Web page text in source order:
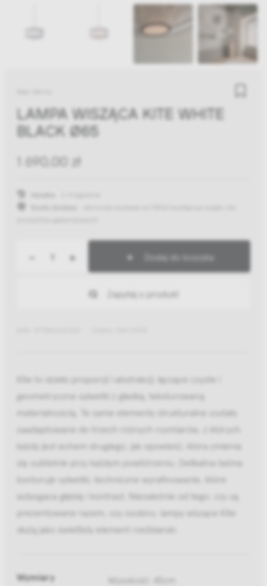
LAMPA WISZĄCA KITE WHITE
BLACK Ø65
1 690,00 zł
+ Dodaj do koszyka
Zapytaj o produkt
Kite to dzieło proporcji i abstrakcji, łączące czyste i
geometryczne sylwetki z gładką, teksturowaną
materialnością. Te same elementy strukturalne zostały
zaadaptowane do trzech różnych rozmiarów, z których
każdy jest echem drugiego, jak opowieść, która zmienia
się subtelnie przy każdym powtórzeniu. Delikatna taśma
konturuje sylwetki, techniczne wyrafinowanie, które
wzbogaca głębię i kontrast. Niezależnie od tego, czy są
prezentowane razem, czy osobno, lampy wiszące Kite
służą jako świetlisty element rzeźbiarski.
Wymiary
Wysokość: 45cm